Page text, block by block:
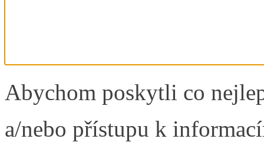
Abychom poskytli co
a/nebo přístupu k